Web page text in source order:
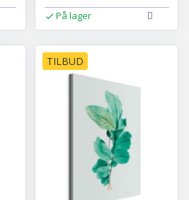
På lager
TILBUD